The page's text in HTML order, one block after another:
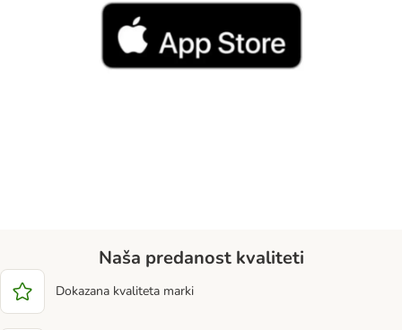
Naša predanost kvaliteti
Dokazana kvaliteta marki